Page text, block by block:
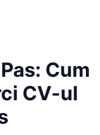
Cum
CV-ul